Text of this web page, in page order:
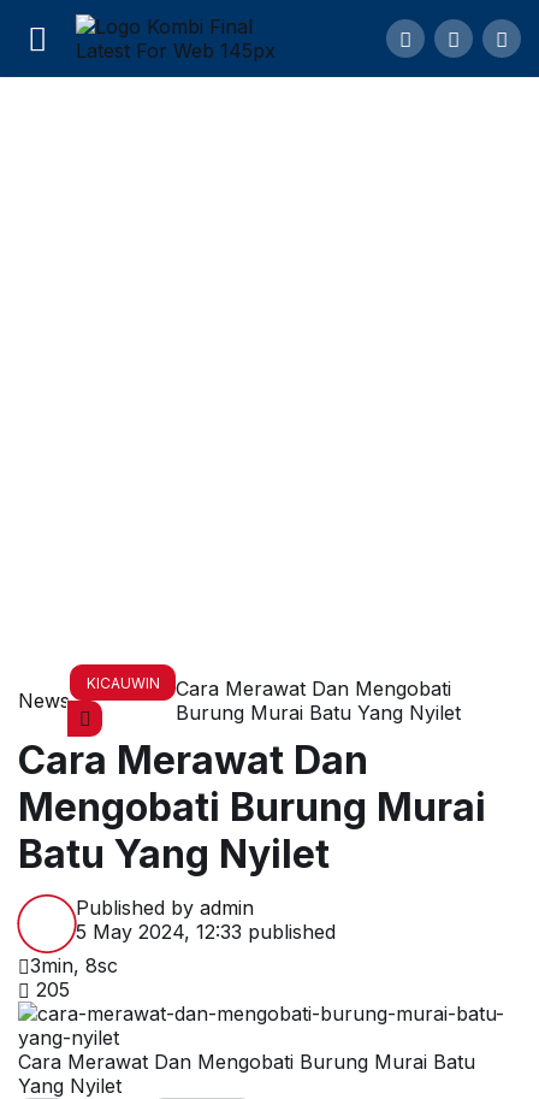
News
KICAUWIN
Cara Merawat Dan Mengobati
Burung Murai Batu Yang Nyilet
Cara Merawat Dan
Mengobati Burung Murai
Batu Yang Nyilet
Published by admin
5 May 2024, 12:33 published
3min, 8sc
205
Cara Merawat Dan Mengobati Burung Murai Batu
Yang Nyilet